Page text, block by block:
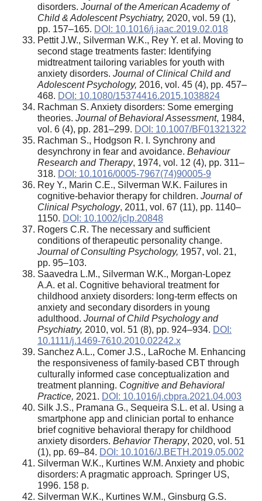
disorders. Journal of the American Academy of
Child & Adolescent Psychiatry, 2020, vol. 59 (1),
pp. 157–165. DOI: 10.1016/j.jaac.2019.02.018
Pettit J.W., Silverman W.K., Rey Y. et al. Moving to
second stage treatments faster: Identifying
midtreatment tailoring variables for youth with
anxiety disorders. Journal of Clinical Child and
Adolescent Psychology, 2016, vol. 45 (4), pp. 457–
468. DOI: 10.1080/15374416.2015.1038824
Rachman S. Anxiety disorders: Some emerging
theories. Journal of Behavioral Assessment, 1984,
vol. 6 (4), pp. 281–299. DOI: 10.1007/BF01321322
Rachman S., Hodgson R. I. Synchrony and
desynchrony in fear and avoidance. Behaviour
Research and Therapy, 1974, vol. 12 (4), pp. 311–
318. DOI: 10.1016/0005-7967(74)90005-9
Rey Y., Marin C.E., Silverman W.K. Failures in
cognitive‐behavior therapy for children. Journal of
Clinical Psychology, 2011, vol. 67 (11), pp. 1140–
1150. DOI: 10.1002/jclp.20848
Rogers C.R. The necessary and sufficient
conditions of therapeutic personality change.
Journal of Consulting Psychology, 1957, vol. 21,
pp. 95–103.
Saavedra L.M., Silverman W.K., Morgan‐Lopez
A.A. et al. Cognitive behavioral treatment for
childhood anxiety disorders: long‐term effects on
anxiety and secondary disorders in young
adulthood. Journal of Child Psychology and
Psychiatry, 2010, vol. 51 (8), pp. 924–934. DOI:
10.1111/j.1469-7610.2010.02242.x
Sanchez A.L., Comer J.S., LaRoche M. Enhancing
the responsiveness of family-based CBT through
culturally informed case conceptualization and
treatment planning. Cognitive and Behavioral
Practice, 2021. DOI: 10.1016/j.cbpra.2021.04.003
Silk J.S., Pramana G., Sequeira S.L. et al. Using a
smartphone app and clinician portal to enhance
brief cognitive behavioral therapy for childhood
anxiety disorders. Behavior Therapy, 2020, vol. 51
(1), pp. 69–84. DOI: 10.1016/J.BETH.2019.05.002
Silverman W.K., Kurtines W.M. Anxiety and phobic
disorders: A pragmatic approach. Springer US,
1996. 158 p.
Silverman W.K., Kurtines W.M., Ginsburg G.S.